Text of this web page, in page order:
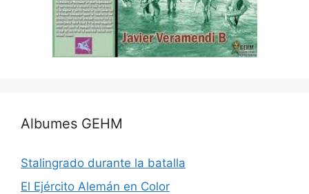
Albumes GEHM
Stalingrado durante la batalla
El Ejército Alemán en Color